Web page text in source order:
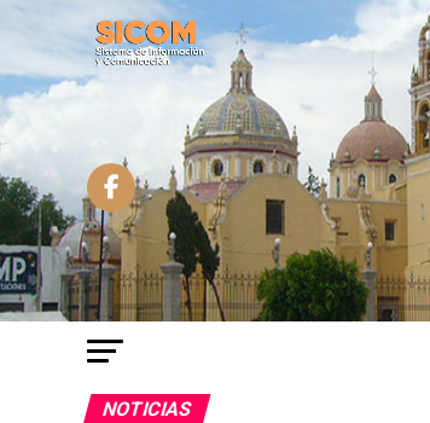
NOTICIAS